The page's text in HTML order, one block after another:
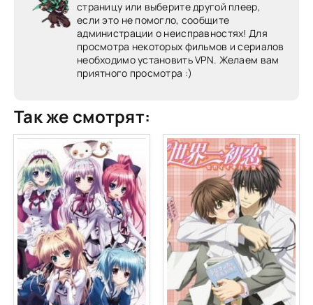
страницу или выберите другой плеер,
если это не помогло, сообщите
администрации о неисправностях! Для
просмотра некоторых фильмов и сериалов
необходимо установить VPN. Желаем вам
приятного просмотра :)
Так же смотрят: